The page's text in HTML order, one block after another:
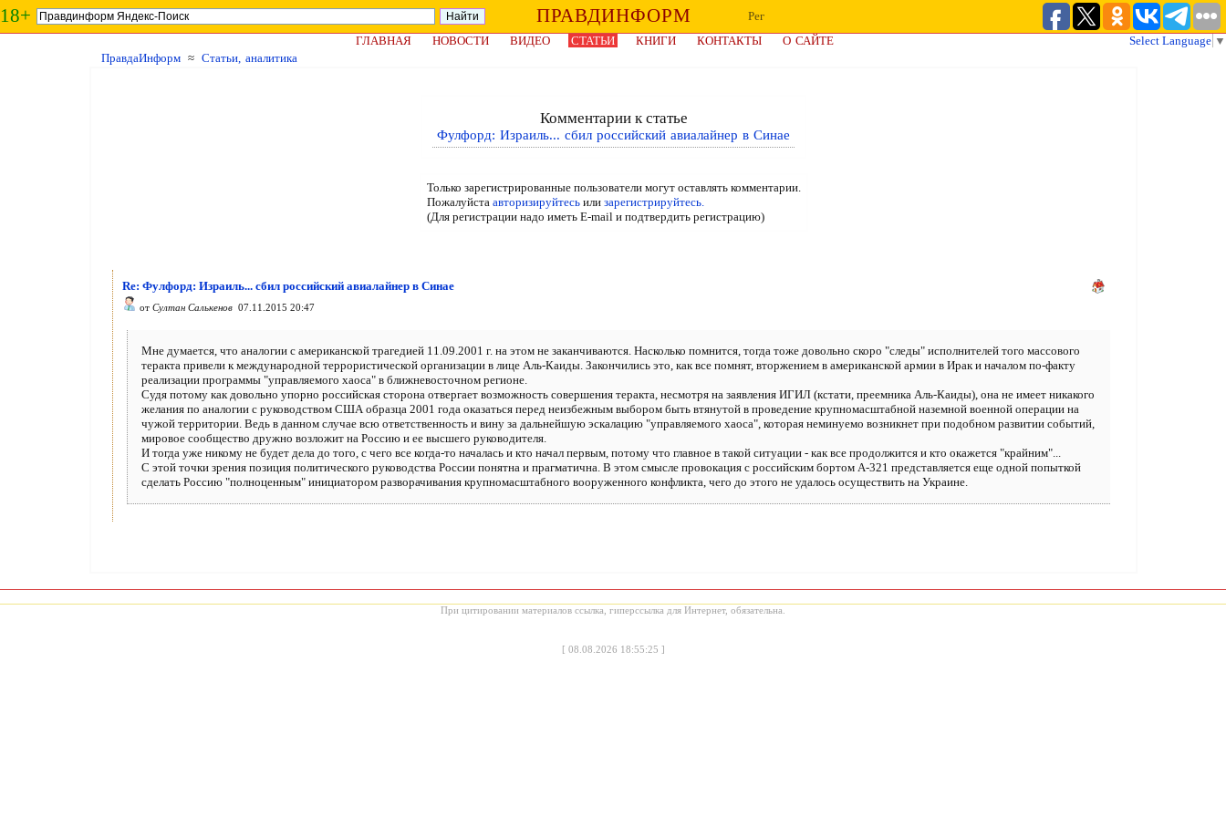
18+ ПРАВДИНФОРМ
Рег
ГЛАВНАЯ
НОВОСТИ ВИДЕО СТАТЬИ КНИГИ КОНТАКТЫ О САЙТЕ Select Language ▼
ПравдаИнформ ≈ Статьи, аналитика
Комментарии к статье
Фулфорд: Израиль... сбил российский авиалайнер в Синае
Только зарегистрированные пользователи могут оставлять комментарии.
Пожалуйста авторизируйтесьили зарегистрируйтесь.
(Для регистрации надо иметь E-mail и подтвердить регистрацию)
Re: Фулфорд: Израиль... сбил российский авиалайнер в Синае
от Султан Салькенов 07.11.2015 20:47
Мне думается, что аналогии с американской трагедией 11.09.2001 г. на этом не заканчиваются. Насколько помнится, тогда тоже довольно скоро "следы" исполнителей того массового
теракта привели к международной террористической организации в лице Аль-Каиды. Закончились это, как все помнят, вторжением в американской армии в Ирак и началом по-факту
реализации программы "управляемого хаоса" в ближневосточном регионе.
Судя потому как довольно упорно российская сторона отвергает возможность совершения теракта, несмотря на заявления ИГИЛ (кстати, преемника Аль-Каиды), она не имеет никакого
желания по аналогии с руководством США образца 2001 года оказаться перед неизбежным выбором быть втянутой в проведение крупномасштабной наземной военной операции на
чужой территории. Ведь в данном случае всю ответственность и вину за дальнейшую эскалацию "управляемого хаоса", которая неминуемо возникнет при подобном развитии событий,
мировое сообщество дружно возложит на Россию и ее высшего руководителя.
И тогда уже никому не будет дела до того, с чего все когда-то началась и кто начал первым, потому что главное в такой ситуации - как все продолжится и кто окажется "крайним"...
С этой точки зрения позиция политического руководства России понятна и прагматична. В этом смысле провокация с российским бортом А-321 представляется еще одной попыткой
сделать Россию "полноценным" инициатором разворачивания крупномасштабного вооруженного конфликта, чего до этого не удалось осуществить на Украине.
При цитировании материалов ссылка, гиперссылка для Интернет, обязательна.
[ 08.08.2026 18:55:25 ]